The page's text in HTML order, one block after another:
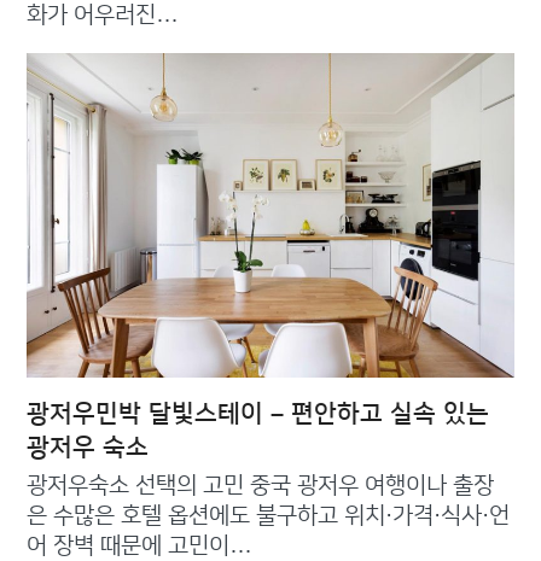
화가 어우러진…
광저우민박 달빛스테이 – 편안하고 실속 있는
광저우 숙소
광저우숙소 선택의 고민 중국 광저우 여행이나 출장
은 수많은 호텔 옵션에도 불구하고 위치·가격·식사·언
어 장벽 때문에 고민이…